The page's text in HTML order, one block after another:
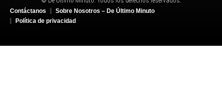
Contáctanos
Sobre Nosotros – De Último Minuto
Política de privacidad